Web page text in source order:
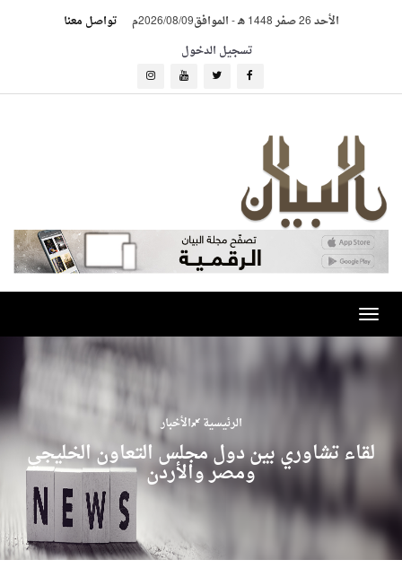
الأحد 26 صفر 1448 هـ -الموافق2026/08/09م
تواصل معنا
تسجيل الدخول
Toggle
navigation
الرئيسية الأخبار
لقاء تشاوري بين دول مجلس التعاون الخليجي
ومصر والأردن